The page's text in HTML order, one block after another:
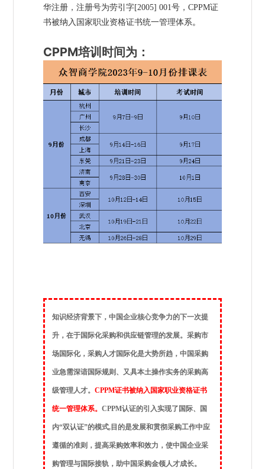
华注册，注册号为劳引字[2005] 001号，CPPM证
书被纳入国家职业资格证书统一管理体系。
CPPM培训时间为：
知识经济背景下，中国企业核心竞争力的下一次提
升，在于国际化采购和供应链管理的发展。采购市
场国际化，采购人才国际化是大势所趋，中国采购
业急需深谙国际规则、又具本土操作实务的采购高
级管理人才。CPPM证书被纳入国家职业资格证书
统一管理体系。CPPM认证的引入实现了国际、国
内“双认证”的模式,目的是发展和贯彻采购工作中应
遵循的准则，提高采购效率和效力，使中国企业采
购管理与国际接轨，助中国采购金领人才成长。